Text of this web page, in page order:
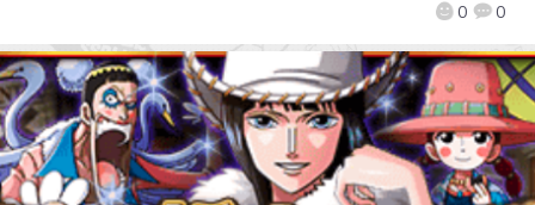
0 0